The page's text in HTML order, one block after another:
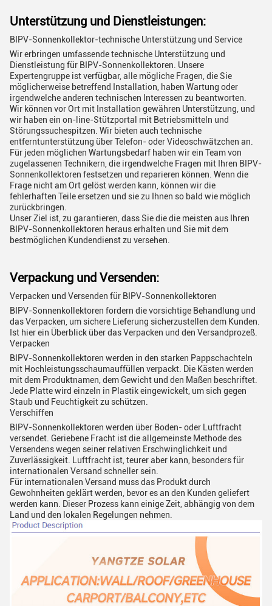
Unterstützung und Dienstleistungen:
BIPV-Sonnenkollektor-technische Unterstützung und Service
Wir erbringen umfassende technische Unterstützung und
Dienstleistung für BIPV-Sonnenkollektoren. Unsere
Expertengruppe ist verfügbar, alle mögliche Fragen, die Sie
möglicherweise betreffend Installation, haben Wartung oder
irgendwelche anderen technischen Interessen zu beantworten.
Wir können vor Ort mit Installation gewähren Unterstützung, und
wir haben ein on-line-Stützportal mit Betriebsmitteln und
Störungssuchespitzen. Wir bieten auch technische
entferntunterstützung über Telefon- oder Videoschwätzchen an.
Für jeden möglichen Wartungsbedarf haben wir ein Team von
zugelassenen Technikern, die irgendwelche Fragen mit Ihren BIPV-
Sonnenkollektoren festsetzen und reparieren können. Wenn die
Frage nicht am Ort gelöst werden kann, können wir die
fehlerhaften Teile ersetzen und sie zu Ihnen so bald wie möglich
zurückbringen.
Unser Ziel ist, zu garantieren, dass Sie die die meisten aus Ihren
BIPV-Sonnenkollektoren heraus erhalten und Sie mit dem
bestmöglichen Kundendienst zu versehen.
Verpackung und Versenden:
Verpacken und Versenden für BIPV-Sonnenkollektoren
BIPV-Sonnenkollektoren fordern die vorsichtige Behandlung und
das Verpacken, um sichere Lieferung sicherzustellen dem Kunden.
Ist hier ein Überblick über das Verpacken und den Versandprozeß.
Verpacken
BIPV-Sonnenkollektoren werden in den starken Pappschachteln
mit Hochleistungsschaumauffüllen verpackt. Die Kästen werden
mit dem Produktnamen, dem Gewicht und den Maßen beschriftet.
Jede Platte wird einzeln in Plastik eingewickelt, um sich gegen
Staub und Feuchtigkeit zu schützen.
Verschiffen
BIPV-Sonnenkollektoren werden über Boden- oder Luftfracht
versendet. Geriebene Fracht ist die allgemeinste Methode des
Versendens wegen seiner relativen Erschwinglichkeit und
Zuverlässigkeit. Luftfracht ist, teurer aber kann, besonders für
internationalen Versand schneller sein.
Für internationalen Versand muss das Produkt durch
Gewohnheiten geklärt werden, bevor es an den Kunden geliefert
werden kann. Dieser Prozess kann einige Zeit, abhängig von dem
Land und den lokalen Regelungen nehmen.